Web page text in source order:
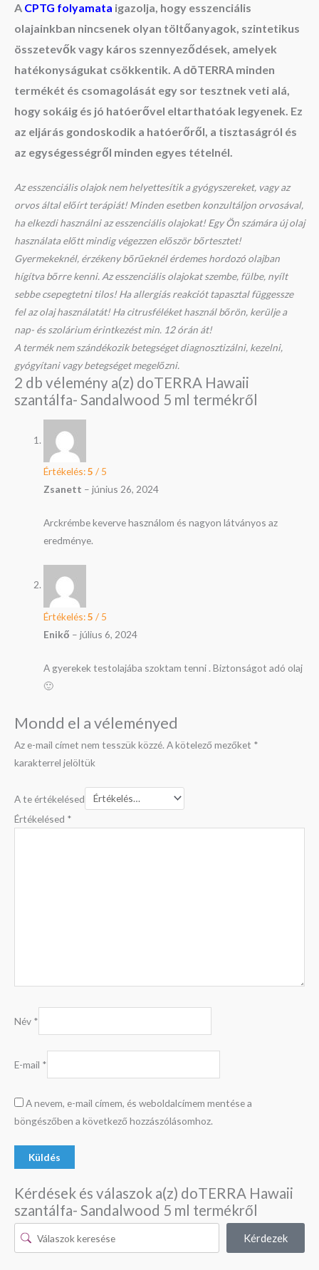
A CPTG folyamata igazolja, hogy esszenciális
olajainkban nincsenek olyan töltőanyagok, szintetikus
összetevők vagy káros szennyeződések, amelyek
hatékonyságukat csökkentik. A dōTERRA minden
termékét és csomagolását egy sor tesztnek veti alá,
hogy sokáig és jó hatóerővel eltarthatóak legyenek. Ez
az eljárás gondoskodik a hatóerőről, a tisztaságról és
az egységességről minden egyes tételnél.
Az esszenciális olajok nem helyettesítik a gyógyszereket, vagy az
orvos által előírt terápiát! Minden esetben konzultáljon orvosával,
ha elkezdi használni az esszenciális olajokat! Egy Ön számára új olaj
használata előtt mindig végezzen először bőrtesztet!
Gyermekeknél, érzékeny bőrűeknél érdemes hordozó olajban
hígítva bőrre kenni. Az esszenciális olajokat szembe, fülbe, nyílt
sebbe csepegtetni tilos! Ha allergiás reakciót tapasztal függessze
fel az olaj használatát! Ha citrusféléket használ bőrön, kerülje a
nap- és szolárium érintkezést min. 12 órán át!
A termék nem szándékozik betegséget diagnosztizálni, kezelni,
gyógyítani vagy betegséget megelőzni.
2 db vélemény a(z) doTERRA Hawaii
szantálfa- Sandalwood 5 ml termékről
Értékelés:5 / 5
Zsanett – június 26, 2024
Arckrémbe keverve használom és nagyon látványos az
eredménye.
Értékelés:5 / 5
Enikő – július 6, 2024
A gyerekek testolajába szoktam tenni . Biztonságot adó olaj
🙂
Mondd el a véleményed
Az e-mail címet nem tesszük közzé. A kötelező mezőket *
karakterrel jelöltük
A te értékelésed
Értékelésed *
Név *
E-mail *
A nevem, e-mail címem, és weboldalcímem mentése a
böngészőben a következő hozzászólásomhoz.
Kérdések és válaszok a(z) doTERRA Hawaii
szantálfa- Sandalwood 5 ml termékről
Kérdezek